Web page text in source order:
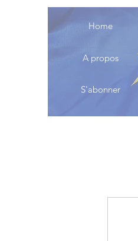
Home
A propos
S'abonner